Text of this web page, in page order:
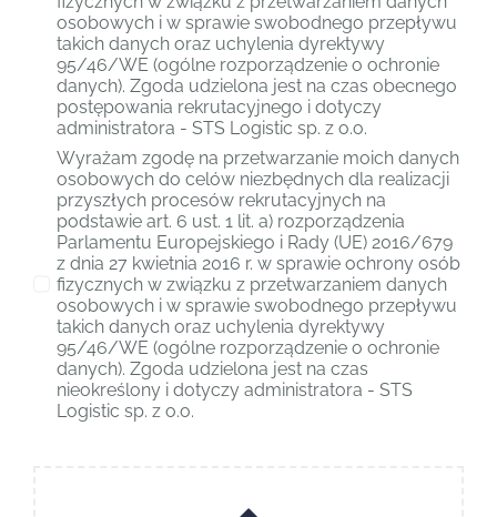
osobowych i w sprawie swobodnego przepływu
takich danych oraz uchylenia dyrektywy
95/46/WE (ogólne rozporządzenie o ochronie
danych). Zgoda udzielona jest na czas obecnego
postępowania rekrutacyjnego i dotyczy
administratora - STS Logistic sp. z o.o.
Wyrażam zgodę na przetwarzanie moich danych
osobowych do celów niezbędnych dla realizacji
przyszłych procesów rekrutacyjnych na
podstawie art. 6 ust. 1 lit. a) rozporządzenia
Parlamentu Europejskiego i Rady (UE) 2016/679
z dnia 27 kwietnia 2016 r. w sprawie ochrony osób
fizycznych w związku z przetwarzaniem danych
osobowych i w sprawie swobodnego przepływu
takich danych oraz uchylenia dyrektywy
95/46/WE (ogólne rozporządzenie o ochronie
danych). Zgoda udzielona jest na czas
nieokreślony i dotyczy administratora - STS
Logistic sp. z o.o.